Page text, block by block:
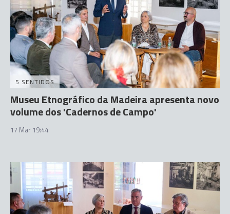
5 SENTIDOS
Museu Etnográfico da Madeira apresenta novo
volume dos 'Cadernos de Campo'
17 Mar 19:44